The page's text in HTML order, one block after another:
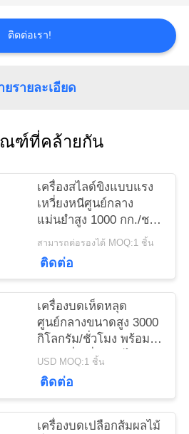
ติดต่อเรา!
ยรายละเอียด
ฑ์ที่คล้ายกัน
เครื่องสไลด์ขิงแบบแรง
เหวี่ยงหนีศูนย์กลาง
แม่นยำสูง 1000 กก./ชม.
พร้อมหัวตัด 12 สถานี
สามารถต่อรองได้ MOQ:1 ชิ้น
ติดต่อ
เครื่องบดเห็ดหลุด
ศูนย์กลางขนาดสูง 3000
กิโลกรัม/ชั่วโมง พร้อม
หัวตัดที่เปลี่ยนกันได้
USD MOQ:1 ชิ้น
ติดต่อ
เครื่องบดเปลือกส้มผลไม้